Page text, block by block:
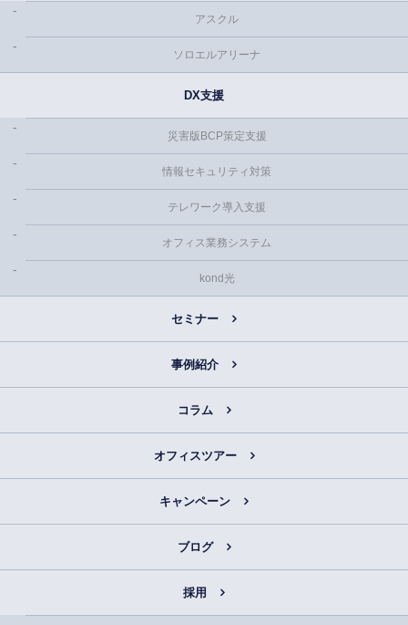
アスクル
ソロエルアリーナ
DX支援
災害版BCP策定支援
情報セキュリティ対策
テレワーク導入支援
オフィス業務システム
kond光
セミナー
事例紹介
コラム
オフィスツアー
キャンペーン
ブログ
採用